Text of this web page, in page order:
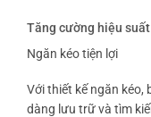
Tăng cường hiệu
Ngăn kéo tiện lợi
Với thiết kế ngăn kéo,
dàng lưu trữ và tìm